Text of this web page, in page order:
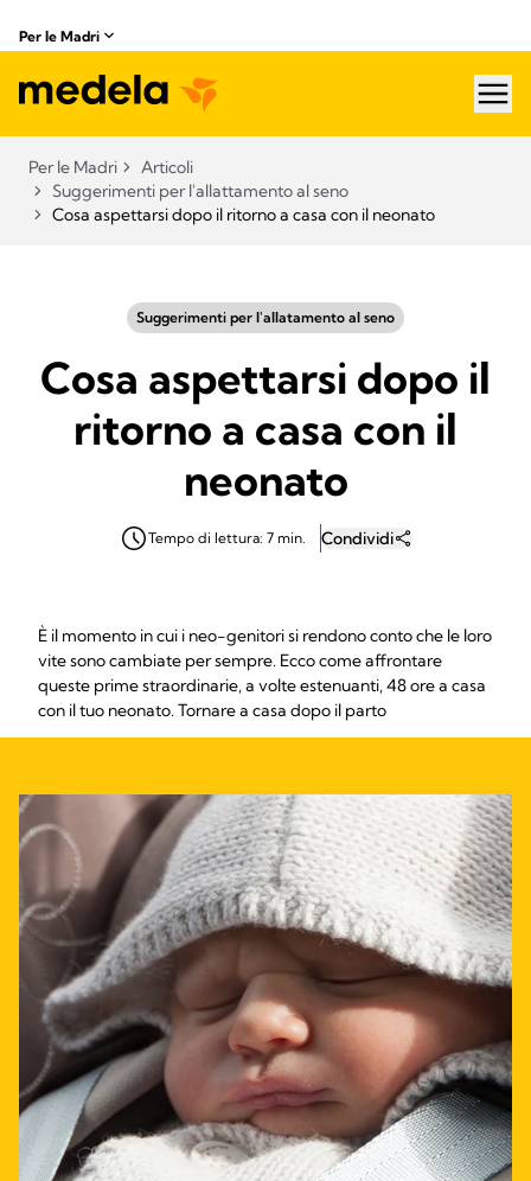
Per le Madri
Per le Madri
Articoli
Suggerimenti per l'allattamento al seno
Cosa aspettarsi dopo il ritorno a casa con il neonato
Suggerimenti per l'allatamento al seno
Cosa aspettarsi dopo il
ritorno a casa con il
neonato
Tempo di lettura: 7 min. Condividi
È il momento in cui i neo-genitori si rendono conto che le loro
vite sono cambiate per sempre. Ecco come affrontare
queste prime straordinarie, a volte estenuanti, 48 ore a casa
con il tuo neonato. Tornare a casa dopo il parto